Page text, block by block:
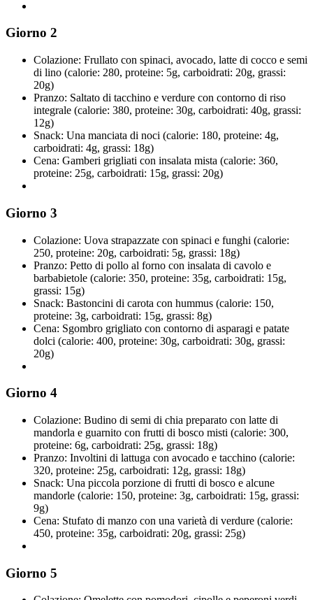
Giorno 2
Colazione: Frullato con spinaci, avocado, latte di cocco e semi
di lino (calorie: 280, proteine: 5g, carboidrati: 20g, grassi:
20g)
Pranzo: Saltato di tacchino e verdure con contorno di riso
integrale (calorie: 380, proteine: 30g, carboidrati: 40g, grassi:
12g)
Snack: Una manciata di noci (calorie: 180, proteine: 4g,
carboidrati: 4g, grassi: 18g)
Cena: Gamberi grigliati con insalata mista (calorie: 360,
proteine: 25g, carboidrati: 15g, grassi: 20g)
Giorno 3
Colazione: Uova strapazzate con spinaci e funghi (calorie:
250, proteine: 20g, carboidrati: 5g, grassi: 18g)
Pranzo: Petto di pollo al forno con insalata di cavolo e
barbabietole (calorie: 350, proteine: 35g, carboidrati: 15g,
grassi: 15g)
Snack: Bastoncini di carota con hummus (calorie: 150,
proteine: 3g, carboidrati: 15g, grassi: 8g)
Cena: Sgombro grigliato con contorno di asparagi e patate
dolci (calorie: 400, proteine: 30g, carboidrati: 30g, grassi:
20g)
Giorno 4
Colazione: Budino di semi di chia preparato con latte di
mandorla e guarnito con frutti di bosco misti (calorie: 300,
proteine: 6g, carboidrati: 25g, grassi: 18g)
Pranzo: Involtini di lattuga con avocado e tacchino (calorie:
320, proteine: 25g, carboidrati: 12g, grassi: 18g)
Snack: Una piccola porzione di frutti di bosco e alcune
mandorle (calorie: 150, proteine: 3g, carboidrati: 15g, grassi:
9g)
Cena: Stufato di manzo con una varietà di verdure (calorie:
450, proteine: 35g, carboidrati: 20g, grassi: 25g)
Giorno 5